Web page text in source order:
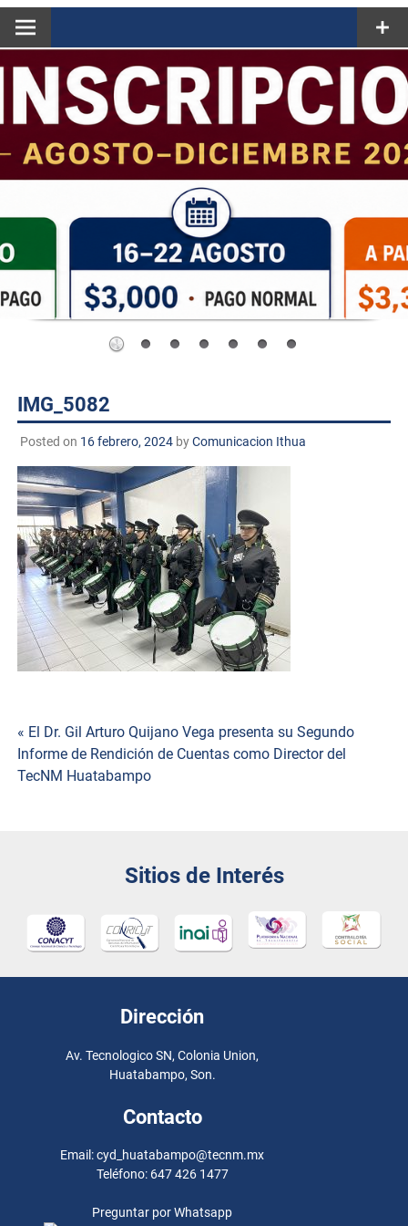
IMG_5082
Posted on 16 febrero, 2024byComunicacion Ithua
Navegación
de
« El Dr. Gil Arturo Quijano Vega presenta su Segundo
Informe de Rendición de Cuentas como Director del
TecNM Huatabampo
Sitios de Interés
Dirección
Av. Tecnologico SN, Colonia Union,
Huatabampo, Son.
Contacto
Email: cyd_huatabampo@tecnm.mx
Teléfono: 647 426 1477
Preguntar por Whatsapp